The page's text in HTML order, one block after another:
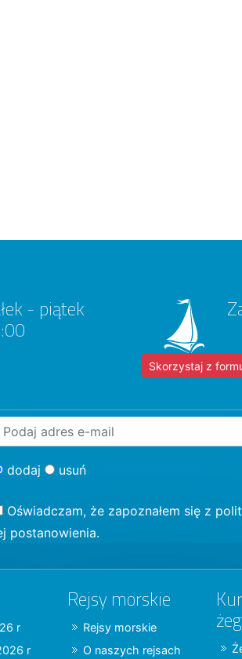
- piątek
Skorzystaj z
dodaj usuń
Oświadczam, że zapoznałem się z
postanowienia.
r
r
Rejsy morskie
Rejsy morskie
O naszych rejsach